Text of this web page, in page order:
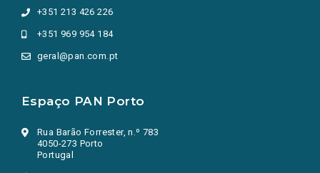
+351 213 426 226
+351 969 954 184
geral@pan.com.pt
Espaço PAN Porto
Rua Barão Forrester, n.º 783
4050-273 Porto
Portugal